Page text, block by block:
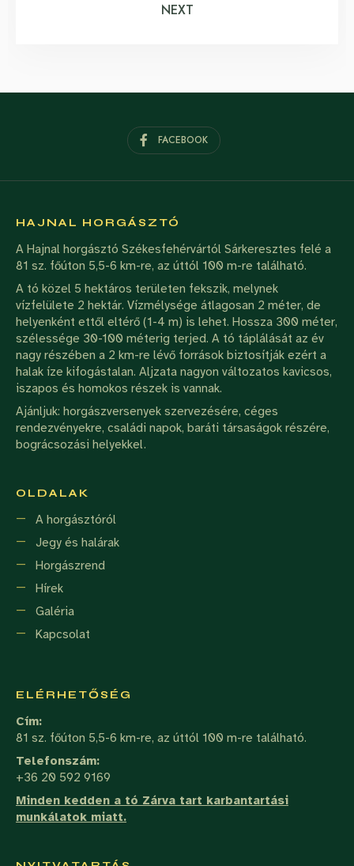
NEXT
FACEBOOK
HAJNAL HORGÁSZTÓ
A Hajnal horgásztó Székesfehérvártól Sárkeresztes felé a
81 sz. főúton 5,5-6 km-re, az úttól 100 m-re található.
A tó közel 5 hektáros területen fekszik, melynek
vízfelülete 2 hektár. Vízmélysége átlagosan 2 méter, de
helyenként ettől eltérő (1-4 m) is lehet. Hossza 300 méter,
szélessége 30-100 méterig terjed. A tó táplálását az év
nagy részében a 2 km-re lévő források biztosítják ezért a
halak íze kifogástalan. Aljzata nagyon változatos kavicsos,
iszapos és homokos részek is vannak.
Ajánljuk: horgászversenyek szervezésére, céges
rendezvényekre, családi napok, baráti társaságok részére,
bográcsozási helyekkel.
OLDALAK
A horgásztóról
Jegy és halárak
Horgászrend
Hírek
Galéria
Kapcsolat
ELÉRHETŐSÉG
Cím:
81 sz. főúton 5,5-6 km-re, az úttól 100 m-re található.
Telefonszám:
+36 20 592 9169
Minden kedden a tó Zárva tart karbantartási
munkálatok miatt.